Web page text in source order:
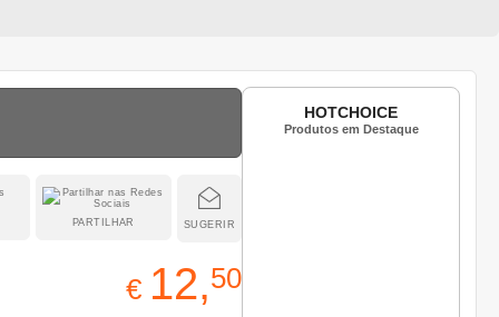
SUGERIR
PARTILHAR
€ 12,50
HOTCHOICE
Produtos em Destaque